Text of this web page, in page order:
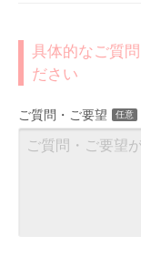
具体的なご質
ださい
ご質問・ご要望 任意